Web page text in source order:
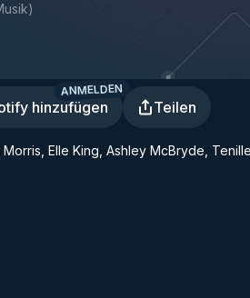
)
hinzufügen
ANMELDEN
Teilen
Elle King, Ashley McBryde,